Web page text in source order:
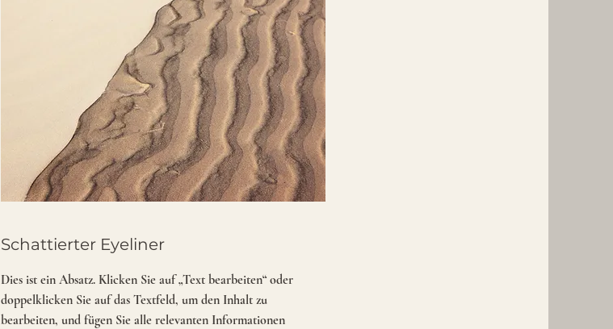
Schattierter Eyeliner
Dies ist ein Absatz. Klicken Sie auf „Text bearbeiten“ oder
doppelklicken Sie auf das Textfeld, um den Inhalt zu
bearbeiten, und fügen Sie alle relevanten Informationen